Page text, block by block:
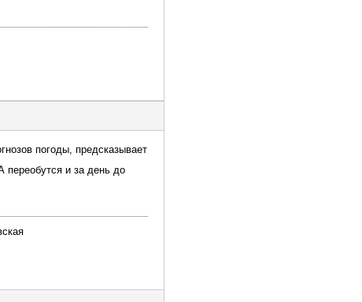
погоды, предсказывает
переобутся и за день до